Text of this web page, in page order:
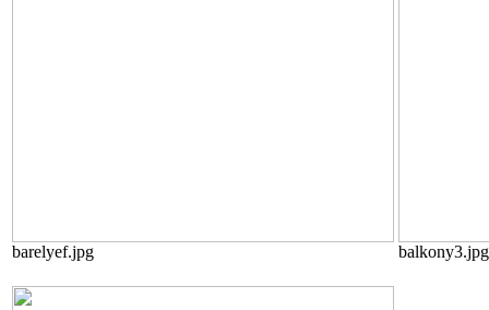
barelyef.jpg balkony3.jpg